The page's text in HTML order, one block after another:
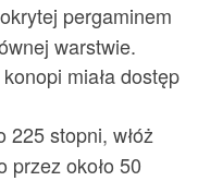
pergaminem
warstwie.
miała dostęp
stopni, włóż
przez około 50